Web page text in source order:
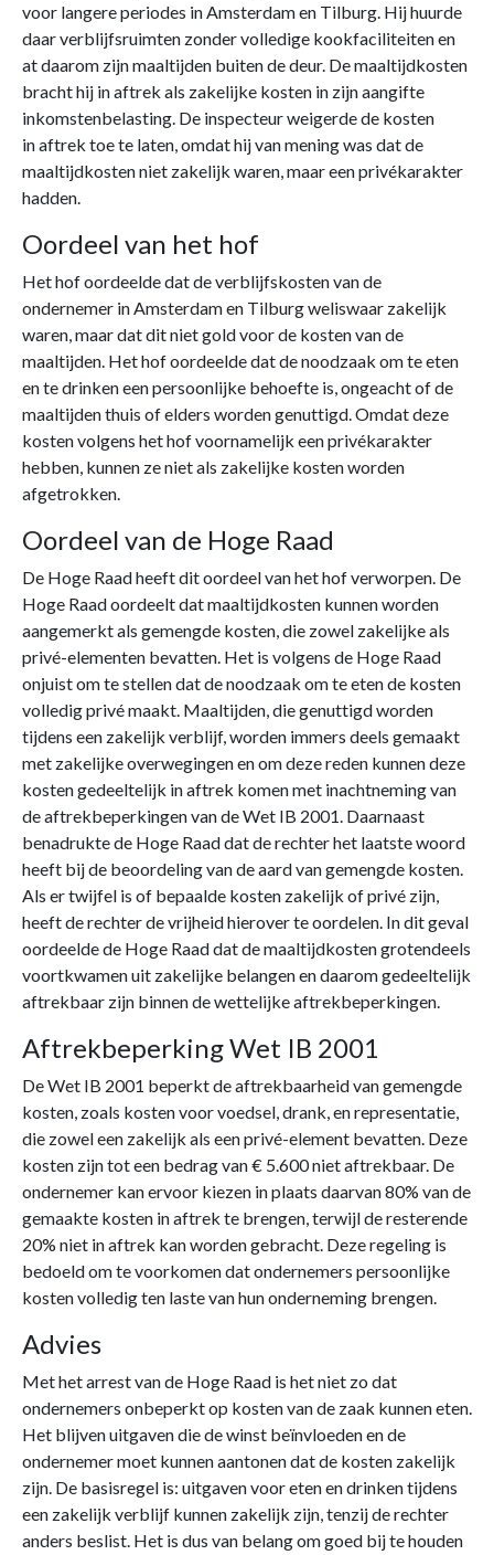
voor langere periodes in Amsterdam en Tilburg. Hij huurde
daar verblijfsruimten zonder volledige kookfaciliteiten en
at daarom zijn maaltijden buiten de deur. De maaltijdkosten
bracht hij in aftrek als zakelijke kosten in zijn aangifte
inkomstenbelasting. De inspecteur weigerde de kosten
in aftrek toe te laten, omdat hij van mening was dat de
maaltijdkosten niet zakelijk waren, maar een privékarakter
hadden.
Oordeel van het hof
Het hof oordeelde dat de verblijfskosten van de
ondernemer in Amsterdam en Tilburg weliswaar zakelijk
waren, maar dat dit niet gold voor de kosten van de
maaltijden. Het hof oordeelde dat de noodzaak om te eten
en te drinken een persoonlijke behoefte is, ongeacht of de
maaltijden thuis of elders worden genuttigd. Omdat deze
kosten volgens het hof voornamelijk een privékarakter
hebben, kunnen ze niet als zakelijke kosten worden
afgetrokken.
Oordeel van de Hoge Raad
De Hoge Raad heeft dit oordeel van het hof verworpen. De
Hoge Raad oordeelt dat maaltijdkosten kunnen worden
aangemerkt als gemengde kosten, die zowel zakelijke als
privé-elementen bevatten. Het is volgens de Hoge Raad
onjuist om te stellen dat de noodzaak om te eten de kosten
volledig privé maakt. Maaltijden, die genuttigd worden
tijdens een zakelijk verblijf, worden immers deels gemaakt
met zakelijke overwegingen en om deze reden kunnen deze
kosten gedeeltelijk in aftrek komen met inachtneming van
de aftrekbeperkingen van de Wet IB 2001. Daarnaast
benadrukte de Hoge Raad dat de rechter het laatste woord
heeft bij de beoordeling van de aard van gemengde kosten.
Als er twijfel is of bepaalde kosten zakelijk of privé zijn,
heeft de rechter de vrijheid hierover te oordelen. In dit geval
oordeelde de Hoge Raad dat de maaltijdkosten grotendeels
voortkwamen uit zakelijke belangen en daarom gedeeltelijk
aftrekbaar zijn binnen de wettelijke aftrekbeperkingen.
Aftrekbeperking Wet IB 2001
De Wet IB 2001 beperkt de aftrekbaarheid van gemengde
kosten, zoals kosten voor voedsel, drank, en representatie,
die zowel een zakelijk als een privé-element bevatten. Deze
kosten zijn tot een bedrag van € 5.600 niet aftrekbaar. De
ondernemer kan ervoor kiezen in plaats daarvan 80% van de
gemaakte kosten in aftrek te brengen, terwijl de resterende
20% niet in aftrek kan worden gebracht. Deze regeling is
bedoeld om te voorkomen dat ondernemers persoonlijke
kosten volledig ten laste van hun onderneming brengen.
Advies
Met het arrest van de Hoge Raad is het niet zo dat
ondernemers onbeperkt op kosten van de zaak kunnen eten.
Het blijven uitgaven die de winst beïnvloeden en de
ondernemer moet kunnen aantonen dat de kosten zakelijk
zijn. De basisregel is: uitgaven voor eten en drinken tijdens
een zakelijk verblijf kunnen zakelijk zijn, tenzij de rechter
anders beslist. Het is dus van belang om goed bij te houden